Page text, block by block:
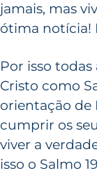
jamais, mas
ótima notícia!
Por isso todas
Cristo como
orientação de
cumprir os
viver a
isso o Salmo